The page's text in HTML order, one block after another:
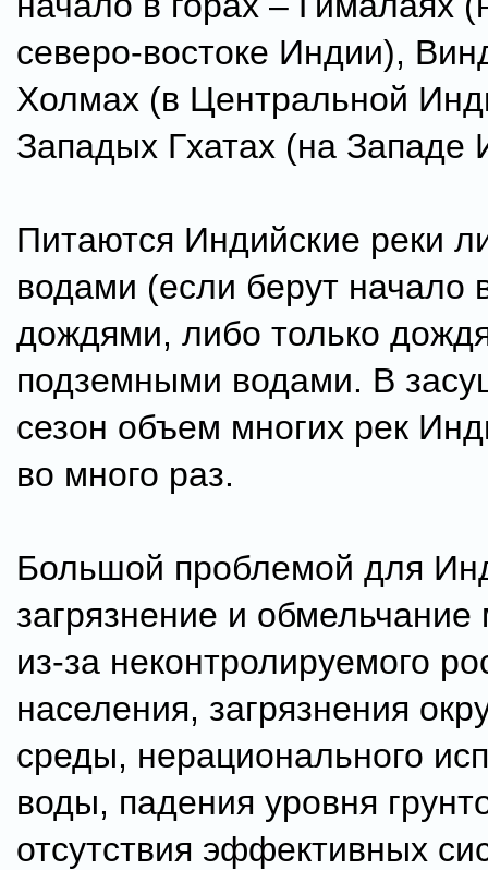
северо-востоке Индии),
Холмах (в Центральной
Западых Гхатах (на Западе
Питаются Индийские реки
водами (если берут начало
дождями, либо только
подземными водами. В
сезон объем многих рек
во много раз.
Большой проблемой для
загрязнение и обмельчание
из-за неконтролируемого
населения, загрязнения
среды, нерационального
воды, падения уровня
отсутствия эффективных